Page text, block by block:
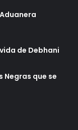
de Debhani
Negras que se